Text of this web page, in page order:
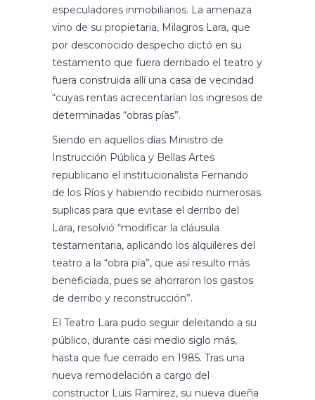
especuladores inmobiliarios. La amenaza
vino de su propietaria, Milagros Lara, que
por desconocido despecho dictó en su
testamento que fuera derribado el teatro y
fuera construida allí una casa de vecindad
“cuyas rentas acrecentarían los ingresos de
determinadas “obras pías”.
Siendo en aquellos días Ministro de
Instrucción Pública y Bellas Artes
republicano el institucionalista Fernando
de los Ríos y habiendo recibido numerosas
suplicas para que evitase el derribo del
Lara, resolvió “modificar la cláusula
testamentaria, aplicando los alquileres del
teatro a la “obra pía”, que así resulto más
beneficiada, pues se ahorraron los gastos
de derribo y reconstrucción”.
El Teatro Lara pudo seguir deleitando a su
público, durante casi medio siglo más,
hasta que fue cerrado en 1985. Tras una
nueva remodelación a cargo del
constructor Luis Ramírez, su nueva dueña